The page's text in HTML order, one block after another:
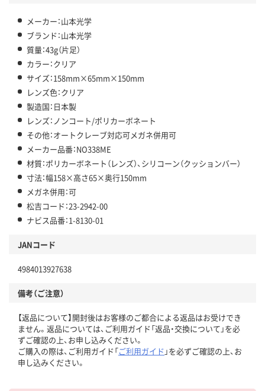
メーカー：山本光学
ブランド：山本光学
質量：43g（片足）
カラー：クリア
サイズ：158mm×65mm×150mm
レンズ色：クリア
製造国：日本製
レンズ：ノンコート/ポリカーボネート
その他：オートクレーブ対応可メガネ併用可
メーカー品番：NO338ME
材質：ポリカーボネート（レンズ）、シリコーン（クッションバー）
寸法：幅158×高さ65×奥行150mm
メガネ併用：可
松吉コード：23-2942-00
ナビス品番：1-8130-01
JANコード
4984013927638
備考（ご注意）
【返品について】開封後はお客様のご都合による返品はお受けでき
ません。返品については、ご利用ガイド「返品・交換について」を必
ずご確認の上、お申し込みください。
ご購入の際は、ご利用ガイド「ご利用ガイド 」を必ずご確認の上、お
申し込みください。